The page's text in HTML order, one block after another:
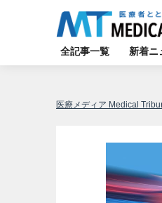
全記事一覧 新着ニ
医療メディア Medical